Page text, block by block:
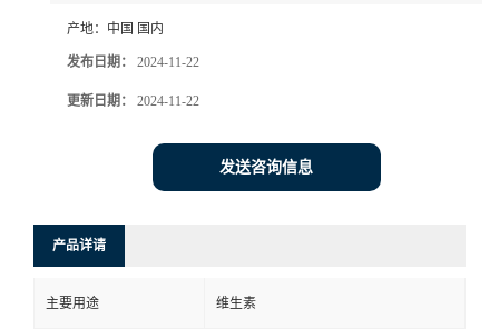
产地： 中国 国内
发布日期： 2024-11-22
更新日期： 2024-11-22
发送咨询信息
产品详请
主要用途 维生素